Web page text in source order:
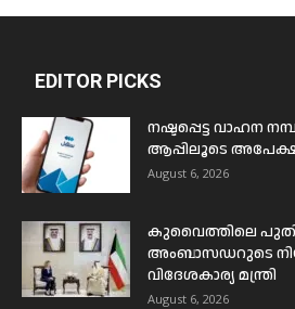
EDITOR PICKS
നഷ്ടപ്പെട്ട വാഹന
ആപ്പിലൂടെ
August 6, 2026
കുവൈത്തിലെ
അംബാസഡറുടെ
വിദേശകാര്യ മന്ത്രി
August 6, 2026